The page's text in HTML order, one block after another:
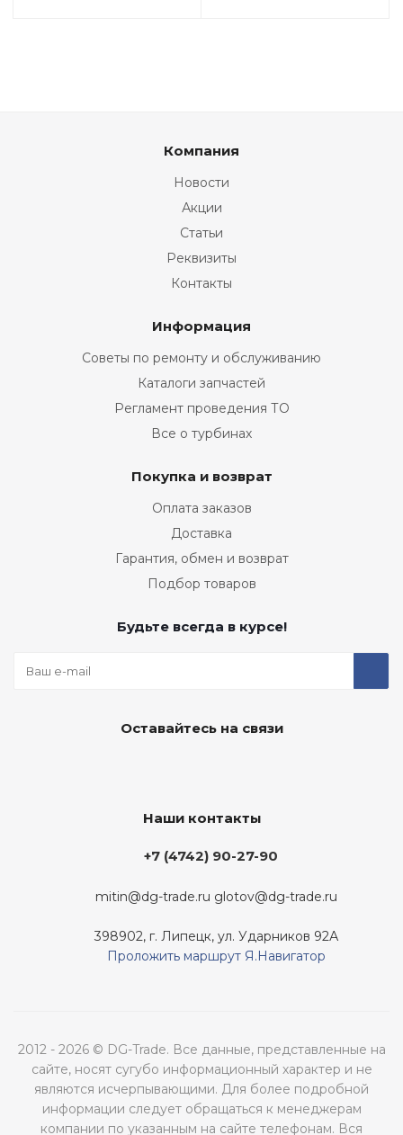
Компания
Новости
Акции
Статьи
Реквизиты
Контакты
Информация
Советы по ремонту и обслуживанию
Каталоги запчастей
Регламент проведения ТО
Все о турбинах
Покупка и возврат
Оплата заказов
Доставка
Гарантия, обмен и возврат
Подбор товаров
Будьте всегда в курсе!
Оставайтесь на связи
Наши контакты
+7 (4742) 90-27-90
mitin@dg-trade.ru glotov@dg-trade.ru
398902, г. Липецк, ул. Ударников 92А
Проложить маршрут Я.Навигатор
2012 - 2026 © DG-Trade. Все данные, представленные на
сайте, носят сугубо информационный характер и не
являются исчерпывающими. Для более подробной
информации следует обращаться к менеджерам
компании по указанным на сайте телефонам. Вся